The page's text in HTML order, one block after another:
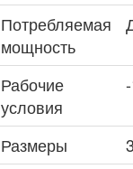
Потребляемая
мощность
Рабочие
условия
Размеры